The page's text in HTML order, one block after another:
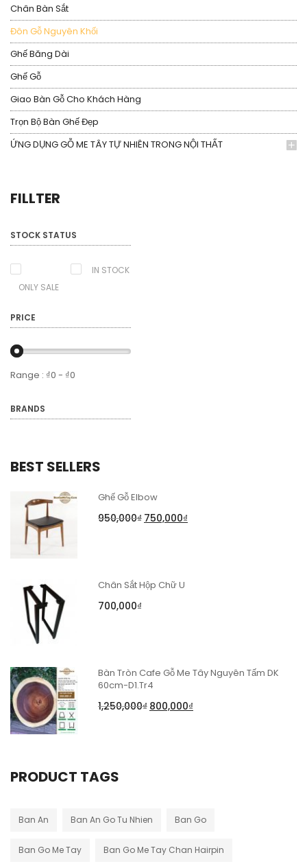
Chân Bàn Sắt
Đôn Gỗ Nguyên Khối
Ghế Băng Dài
Ghế Gỗ
Giao Bàn Gỗ Cho Khách Hàng
Trọn Bộ Bàn Ghế Đẹp
ỨNG DỤNG GỖ ME TÂY TỰ NHIÊN TRONG NỘI THẤT
FILLTER
STOCK STATUS
ONLY SALE
IN STOCK
PRICE
Range : ₫0 - ₫0
BRANDS
BEST SELLERS
Ghế Gỗ Elbow
950,000₫ 750,000₫
Chân Sắt Hộp Chữ U
700,000₫
Bàn Tròn Cafe Gỗ Me Tây Nguyên Tấm DK
60cm-D1.Tr4
1,250,000₫ 800,000₫
PRODUCT TAGS
Ban An Ban An Go Tu Nhien Ban Go
Ban Go Me Tay Ban Go Me Tay Chan Hairpin